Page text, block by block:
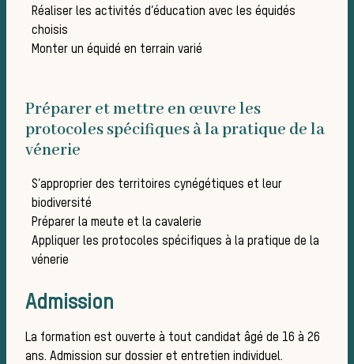
Les
Réaliser les activités d’éducation avec les équidés
choisis
Monter un équidé en terrain varié
Préparer et mettre en œuvre les
protocoles spécifiques à la pratique de la
vénerie
S’approprier des territoires cynégétiques et leur
biodiversité
Préparer la meute et la cavalerie
Appliquer les protocoles spécifiques à la pratique de la
vénerie
Admission
La formation est ouverte à tout candidat âgé de 16 à 26
ans. Admission sur dossier et entretien individuel.